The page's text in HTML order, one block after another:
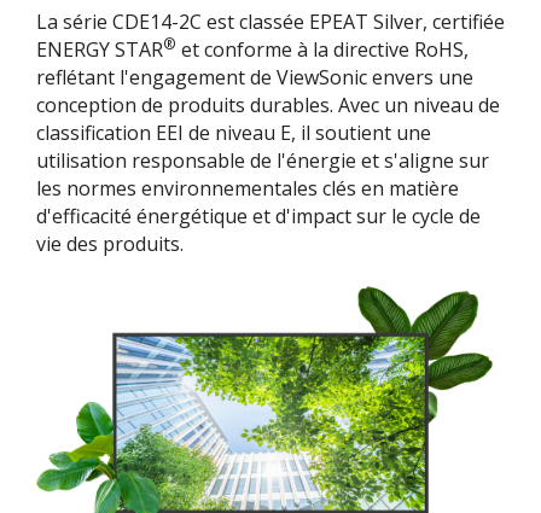
La série CDE14-2C est classée EPEAT Silver, certifiée
ENERGY STAR® et conforme à la directive RoHS,
reflétant l'engagement de ViewSonic envers une
conception de produits durables. Avec un niveau de
classification EEI de niveau E, il soutient une
utilisation responsable de l'énergie et s'aligne sur
les normes environnementales clés en matière
d'efficacité énergétique et d'impact sur le cycle de
vie des produits.